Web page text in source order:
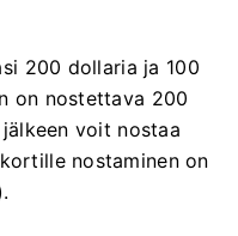
200 dollaria ja 100
on nostettava 200
voit nostaa
nostaminen on